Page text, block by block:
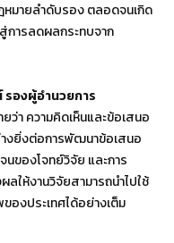
มายลำดับรอง ตลอดจนเกิด
การลดผลกระทบจาก
องผู้อำนวยการ
ว่า ความคิดเห็นและข้อเสนอ
างยิ่งต่อการพัฒนาข้อเสนอ
นของโจทย์วิจัย และการ
ให้งานวิจัยสามารถนำไปใช้
องประเทศได้อย่างเต็ม